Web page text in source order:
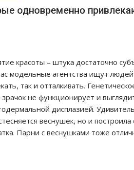
одновременно
красоты – штука достаточно
модельные агентства ищут
так и отталкивать.
не функционирует и
дисплазией.
веснушек, но и
Парни с веснушками тоже